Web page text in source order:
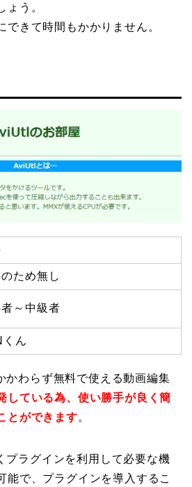
ょう。
できて時間もかかりません。
ため無し
～中級者
くん
かわらず無料で使える動画編集
している為、使い勝手が良く簡
とができます。
プラグインを利用して必要な機
能で、プラグインを導入するこ